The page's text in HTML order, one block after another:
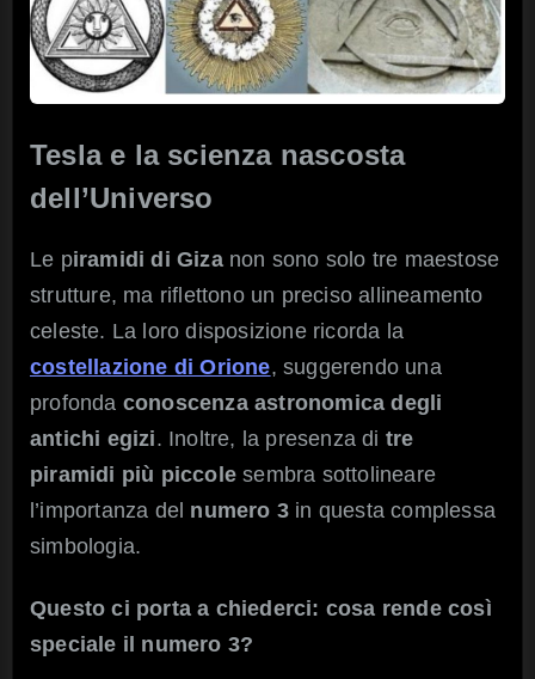
Tesla e la scienza nascosta
dell’Universo
Le piramidi di Gizanon sono solo tre maestose
strutture, ma riflettono un preciso allineamento
celeste. La loro disposizione ricorda la
costellazione di Orione, suggerendo una
profonda conoscenza astronomica degli
antichi egizi. Inoltre, la presenza di tre
piramidi più piccole sembra sottolineare
l’importanza del numero 3 in questa complessa
simbologia.
Questo ci porta a chiederci: cosa rende così
speciale il numero 3?